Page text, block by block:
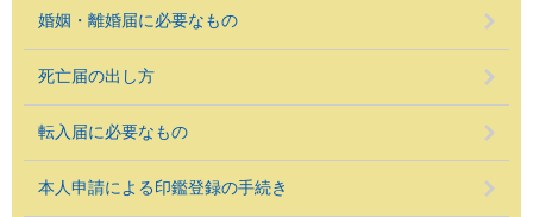
婚姻・離婚届に必要なもの
死亡届の出し方
転入届に必要なもの
本人申請による印鑑登録の手続き